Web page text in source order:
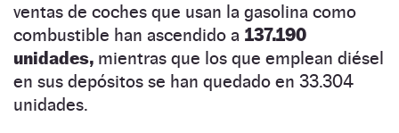
ventas de coches que usan la gasolina como
combustible han ascendido a 137.190
unidades, mientras que los que emplean diésel
en sus depósitos se han quedado en 33.304
unidades.